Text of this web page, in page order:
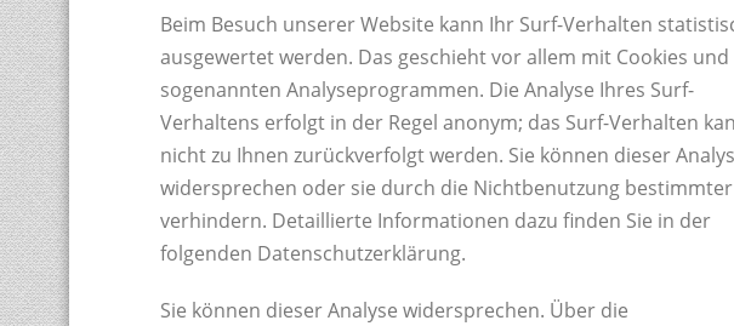
Beim Besuch unserer Website kann Ihr Surf-Verhalten
ausgewertet werden. Das geschieht vor allem mit Cookies
sogenannten Analyseprogrammen. Die Analyse Ihres Surf-
Verhaltens erfolgt in der Regel anonym; das Surf-Verhalten
nicht zu Ihnen zurückverfolgt werden. Sie können dieser
widersprechen oder sie durch die Nichtbenutzung
verhindern. Detaillierte Informationen dazu finden Sie in der
folgenden Datenschutzerklärung.
Sie können dieser Analyse widersprechen. Über die